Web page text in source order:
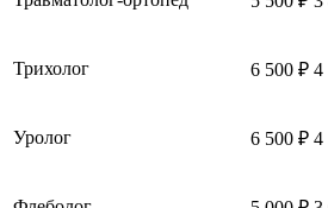
Трихолог 6 500 ₽ 4
Уролог 6 500 ₽ 4